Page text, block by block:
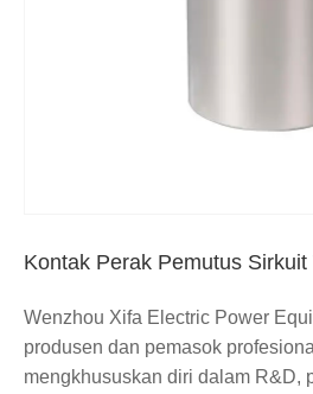
Kontak Perak Pemutus
Wenzhou Xifa Electric Power
produsen dan pemasok
mengkhususkan diri dalam R&D,